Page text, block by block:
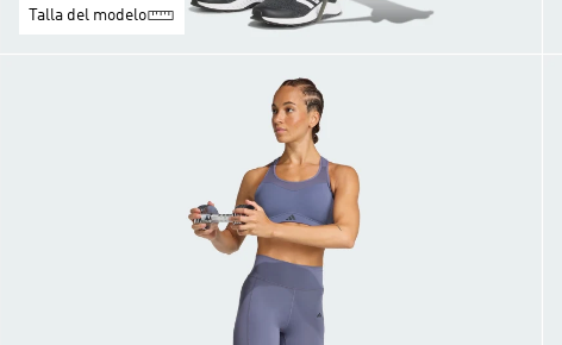
Talla del modelo